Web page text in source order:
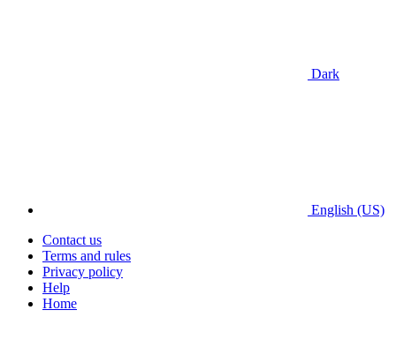
Dark
English (US)
Contact us
Terms and rules
Privacy policy
Help
Home